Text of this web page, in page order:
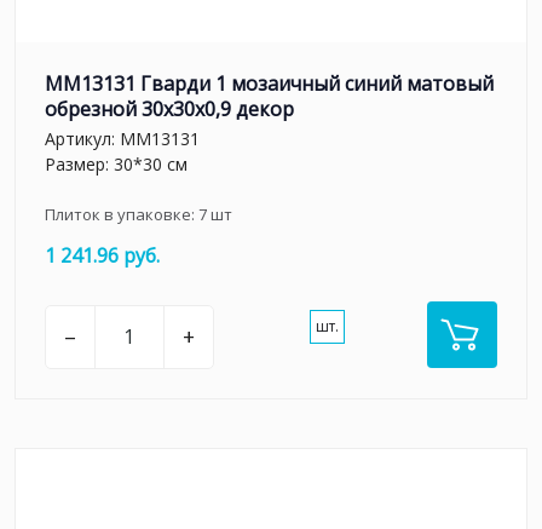
MM13131 Гварди 1 мозаичный синий матовый
обрезной 30x30x0,9 декор
Артикул: MM13131
Размер: 30*30 см
Плиток в упаковке: 7шт
1 241.96 руб.
– + шт.